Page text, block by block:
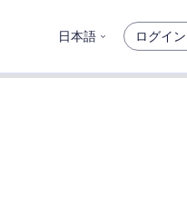
日本語 ログイン